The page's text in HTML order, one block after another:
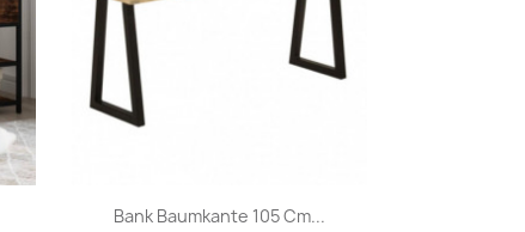
Bank Baumkante 105 Cm...
Vorschau